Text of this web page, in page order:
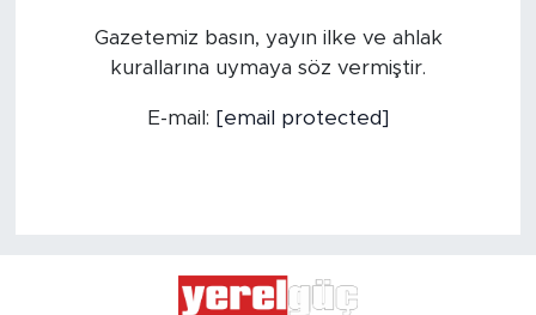
Gazetemiz basın, yayın ilke ve ahlak
kurallarına uymaya söz vermiştir.
E-mail: [email protected]